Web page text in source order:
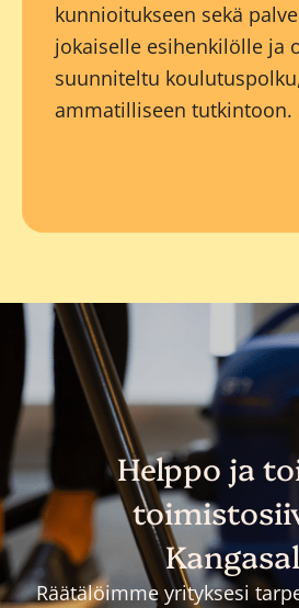
kunnioitukseen sekä
jokaiselle esihenkilölle ja
suunniteltu
ammatilliseen tutkintoon.
Helppo ja
Räätälöimme yrityksesi